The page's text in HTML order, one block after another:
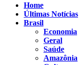
Home
Últimas Notícias
Brasil
Economia
Geral
Saúde
Amazônia